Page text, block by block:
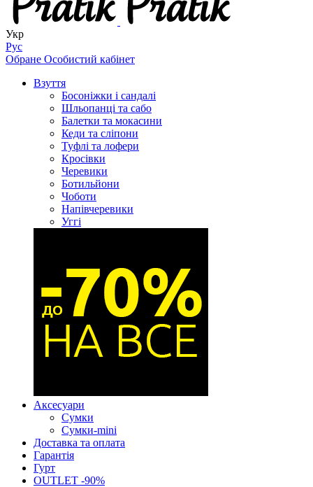
Укр
Рус
Обране Особистий кабінет
Взуття
Босоніжки і сандалі
Шльопанці та сабо
Балетки та мокасини
Кеди та сліпони
Туфлі та лофери
Кросівки
Черевики
Ботильйони
Чоботи
Напівчеревики
Уггі
Аксесуари
Сумки
Сумки-mini
Доставка та оплата
Гарантія
Гурт
OUTLET -90%